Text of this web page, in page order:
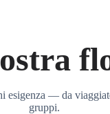
esigenza — da
gruppi.